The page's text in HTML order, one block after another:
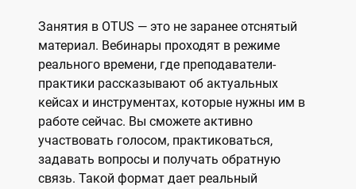
Занятия в OTUS — это не заранее отснятый
материал. Вебинары проходят в режиме
реального времени, где преподаватели-
практики рассказывают об актуальных
кейсах и инструментах, которые нужны им в
работе сейчас. Вы сможете активно
участвовать голосом, практиковаться,
задавать вопросы и получать обратную
связь. Такой формат дает реальный